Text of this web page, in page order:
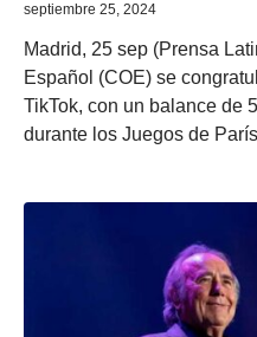
septiembre 25, 2024
Madrid, 25 sep (Prensa
Español (COE) se
TikTok, con un balance de
durante los Juegos de